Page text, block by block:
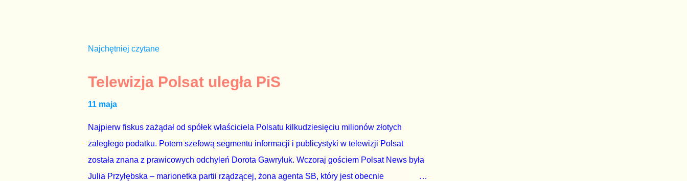
Najchętniej czytane
Telewizja Polsat uległa PiS
11 maja
Najpierw fiskus zażądał od spółek właściciela Polsatu kilkudziesięciu milionów złotych
zaległego podatku. Potem szefową segmentu informacji i publicystyki w telewizji Polsat
została znana z prawicowych odchyleń Dorota Gawryluk. Wczoraj gościem Polsat News była
Julia Przyłębska – marionetka partii rządzącej, żona agenta SB, który jest obecnie